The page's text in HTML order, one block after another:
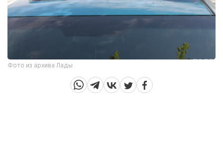
Фото из архива Лады